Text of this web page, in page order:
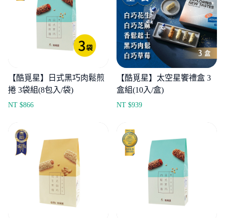
【酷覓星】日式黑巧肉鬆煎
捲 3袋組(8包入/袋)
NT $866
【酷覓星】太空星饗禮盒 3
盒組(10入/盒)
NT $939